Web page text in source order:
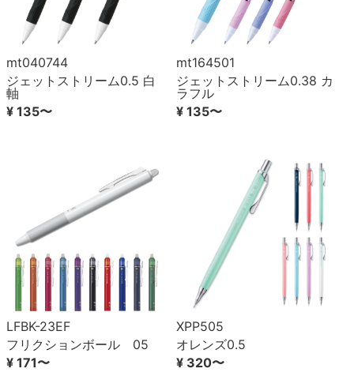
mt040744
ジェットストリーム0.5 白
軸
¥ 135〜
mt164501
ジェットストリーム0.38 カ
ラフル
¥ 135〜
LFBK-23EF
フリクションボール 05
¥ 171〜
XPP505
オレンズ0.5
¥ 320〜